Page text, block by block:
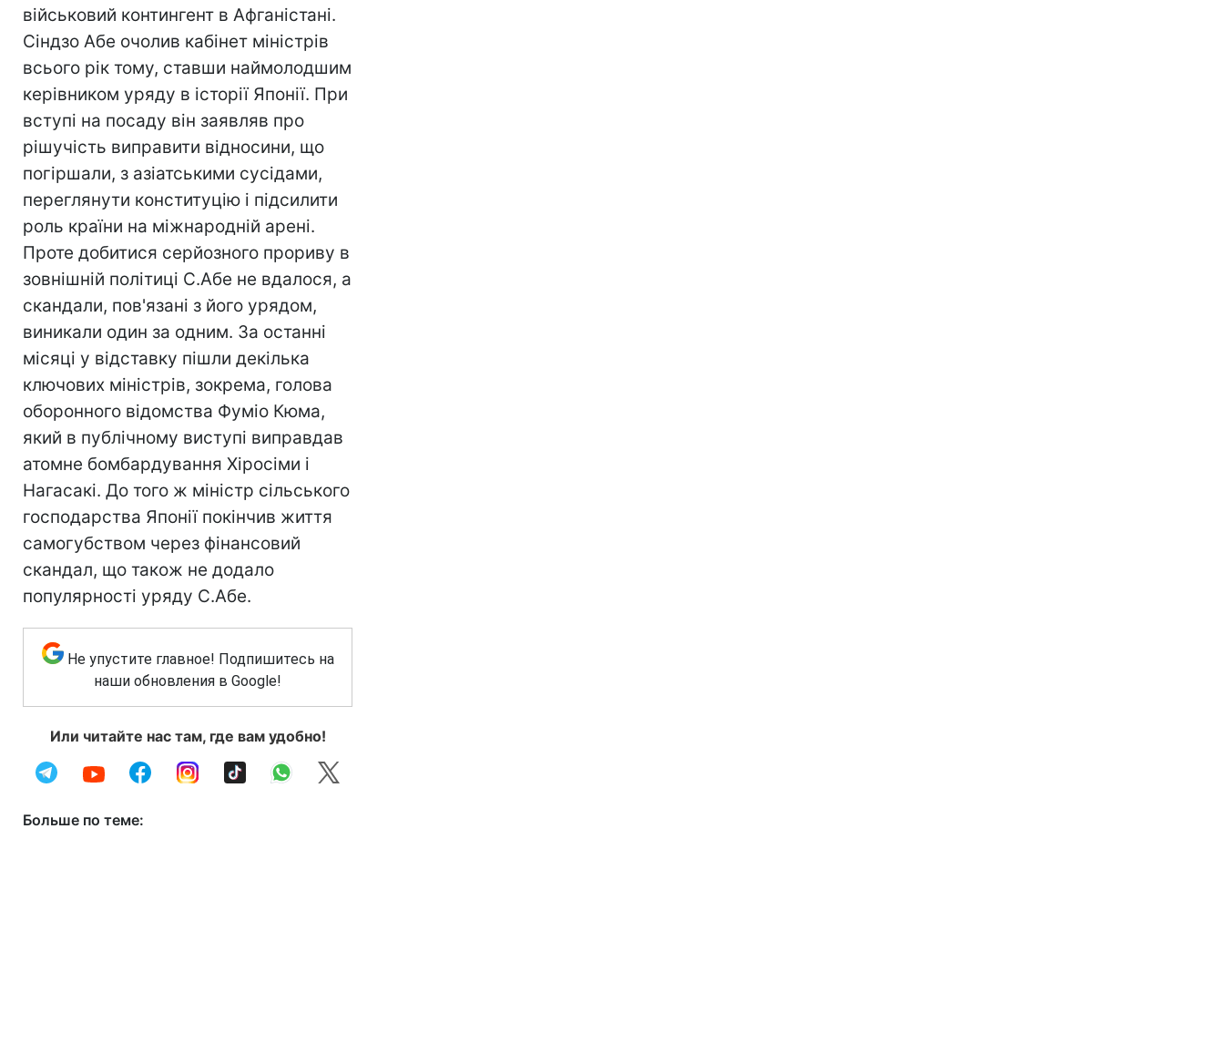
військовий контингент в Афганістані.
Сіндзо Абе очолив кабінет міністрів
всього рік тому, ставши наймолодшим
керівником уряду в історії Японії. При
вступі на посаду він заявляв про
рішучість виправити відносини, що
погіршали, з азіатськими сусідами,
переглянути конституцію і підсилити
роль країни на міжнародній арені.
Проте добитися серйозного прориву в
зовнішній політиці С.Абе не вдалося, а
скандали, пов'язані з його урядом,
виникали один за одним. За останні
місяці у відставку пішли декілька
ключових міністрів, зокрема, голова
оборонного відомства Фуміо Кюма,
який в публічному виступі виправдав
атомне бомбардування Хіросіми і
Нагасакі. До того ж міністр сільського
господарства Японії покінчив життя
самогубством через фінансовий
скандал, що також не додало
популярності уряду С.Абе.
Не упустите главное! Подпишитесь на
наши обновления в Google!
Или читайте нас там, где вам удобно!
Больше по теме: